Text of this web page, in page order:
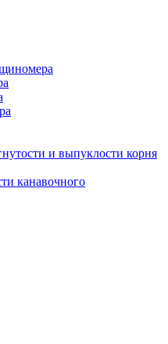
и выпуклости корня
канавочного